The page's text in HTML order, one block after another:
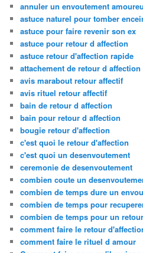
annuler un envoutement
astuce naturel pour tomber
astuce pour faire revenir son ex
astuce pour retour d affection
astuce retour d'affection rapide
attachement de retour d affection
avis marabout retour affectif
avis rituel retour affectif
bain de retour d affection
bain pour retour d affection
bougie retour d'affection
c'est quoi le retour d'affection
c'est quoi un desenvoutement
ceremonie de desenvoutement
combien coute un
combien de temps dure un
combien de temps pour
combien de temps pour un
comment faire le retour
comment faire le rituel d amour